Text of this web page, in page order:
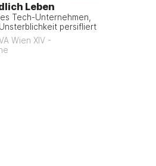
Leben
Tech-Unternehmen,
persifliert
Wien XIV -